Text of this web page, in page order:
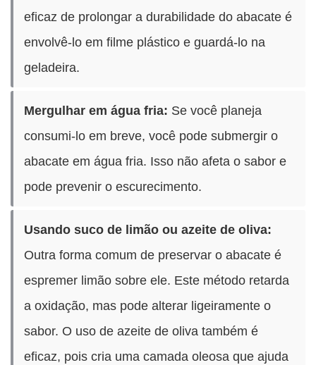
eficaz de prolongar a durabilidade do abacate é
envolvê-lo em filme plástico e guardá-lo na
geladeira.
Mergulhar em água fria: Se você planeja
consumi-lo em breve, você pode submergir o
abacate em água fria. Isso não afeta o sabor e
pode prevenir o escurecimento.
Usando suco de limão ou azeite de oliva:
Outra forma comum de preservar o abacate é
espremer limão sobre ele. Este método retarda
a oxidação, mas pode alterar ligeiramente o
sabor. O uso de azeite de oliva também é
eficaz, pois cria uma camada oleosa que ajuda